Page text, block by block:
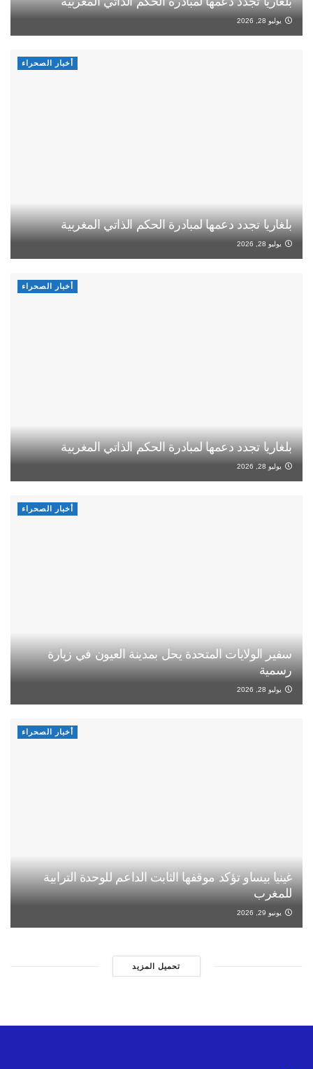
يوليو 28, 2026
أخبار الصحراء
بلغاريا تجدد دعمها لمبادرة الحكم الذاتي المغربية
يوليو 28, 2026
أخبار الصحراء
بلغاريا تجدد دعمها لمبادرة الحكم الذاتي المغربية
يوليو 28, 2026
أخبار الصحراء
سفير الولايات المتحدة يحل بمدينة العيون في زيارة
رسمية
يوليو 28, 2026
أخبار الصحراء
غينيا بيساو تؤكد موقفها الثابت الداعم للوحدة الترابية
للمغرب
يونيو 29, 2026
تحميل المزيد